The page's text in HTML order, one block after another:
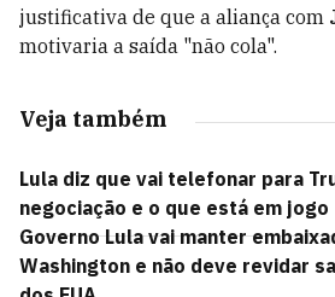
justificativa de que a aliança com
motivaria a saída "não cola".
Veja também
Lula diz que vai telefonar para
negociação e o que está em jogo
Governo Lula vai manter
Washington e não deve revidar